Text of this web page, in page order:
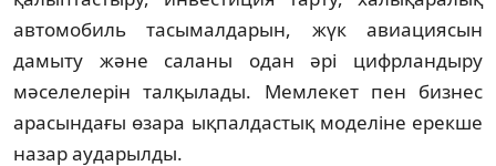
автомобиль тасымалдарын, жүк авиациясын
дамыту жəне саланы одан əрі цифрландыру
мəселелерін талқылады. Мемлекет пен бизнес
арасындағы өзара ықпалдастық моделіне ерекше
назар аударылды.